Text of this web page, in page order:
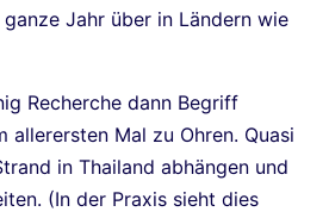
Jahr über in Ländern wie
Recherche dann Begriff
allerersten Mal zu Ohren. Quasi
in Thailand abhängen und
(In der Praxis sieht dies